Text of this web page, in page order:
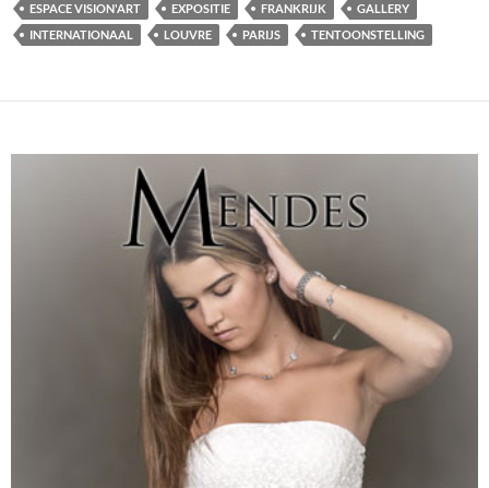
ESPACE VISION'ART
EXPOSITIE FRANKRIJK
GALLERY
INTERNATIONAAL
LOUVRE PARIJS TENTOONSTELLING